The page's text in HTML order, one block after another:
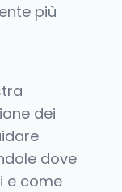
più
dei
dove
e come